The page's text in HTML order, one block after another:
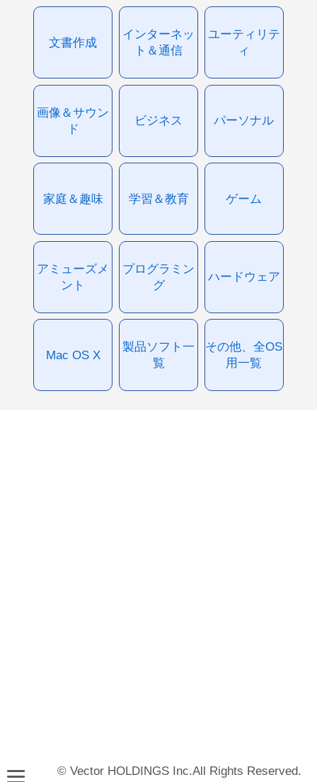
文書作成
インターネッ
ト＆通信
ユーティリテ
ィ
画像＆サウン
ド
ビジネス パーソナル
家庭＆趣味 学習＆教育 ゲーム
アミューズメ
ント
プログラミン
グ
ハードウェア
Mac OS X
製品ソフト一
覧
その他、全OS
用一覧
© Vector HOLDINGS Inc.All Rights Reserved.